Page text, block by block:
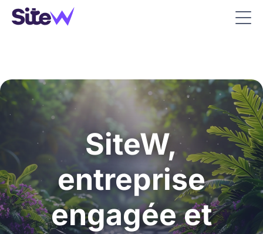
SiteW,
entreprise
engagée et